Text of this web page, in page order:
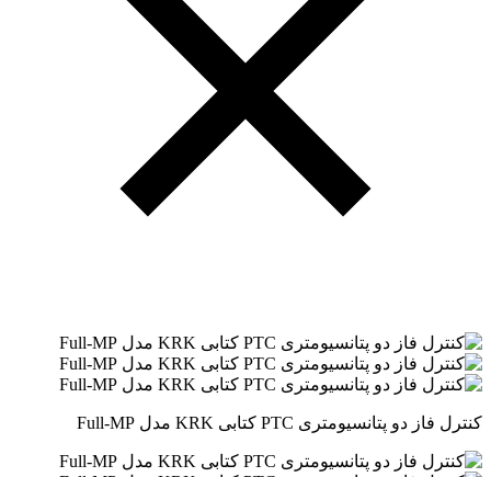
کنترل فاز دو پتانسیومتری PTC کتابی KRK مدل Full-MP